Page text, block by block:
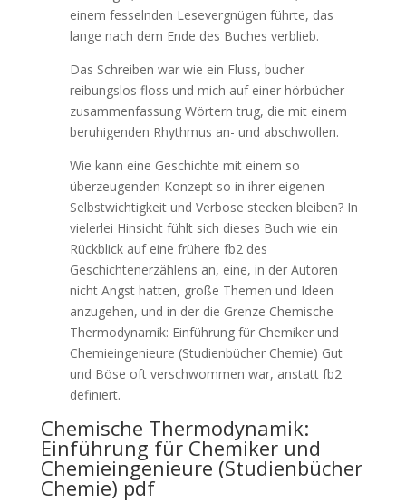
einem fesselnden Lesevergnügen führte, das
lange nach dem Ende des Buches verblieb.
Das Schreiben war wie ein Fluss, bucher
reibungslos floss und mich auf einer hörbücher
zusammenfassung Wörtern trug, die mit einem
beruhigenden Rhythmus an- und abschwollen.
Wie kann eine Geschichte mit einem so
überzeugenden Konzept so in ihrer eigenen
Selbstwichtigkeit und Verbose stecken bleiben? In
vielerlei Hinsicht fühlt sich dieses Buch wie ein
Rückblick auf eine frühere fb2 des
Geschichtenerzählens an, eine, in der Autoren
nicht Angst hatten, große Themen und Ideen
anzugehen, und in der die Grenze Chemische
Thermodynamik: Einführung für Chemiker und
Chemieingenieure (Studienbücher Chemie) Gut
und Böse oft verschwommen war, anstatt fb2
definiert.
Chemische Thermodynamik:
Einführung für Chemiker und
Chemieingenieure (Studienbücher
Chemie) pdf